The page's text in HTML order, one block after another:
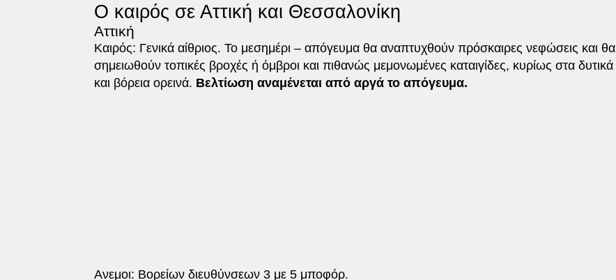
Ο καιρός σε Αττική και Θεσσαλονίκη
Αττική
Καιρός: Γενικά αίθριος. Το μεσημέρι – απόγευμα θα αναπτυχθούν πρόσκαιρες νεφώσεις και θα
σημειωθούν τοπικές βροχές ή όμβροι και πιθανώς μεμονωμένες καταιγίδες, κυρίως στα δυτικά
και βόρεια ορεινά. Βελτίωση αναμένεται από αργά το απόγευμα.
Ανεμοι: Βορείων διευθύνσεων 3 με 5 μποφόρ.